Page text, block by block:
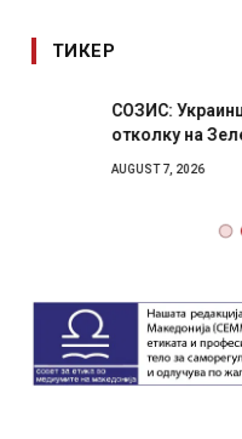
ТИКЕР
СОЗИС: Украинците
отколку на Зеленски
AUGUST 7, 2026